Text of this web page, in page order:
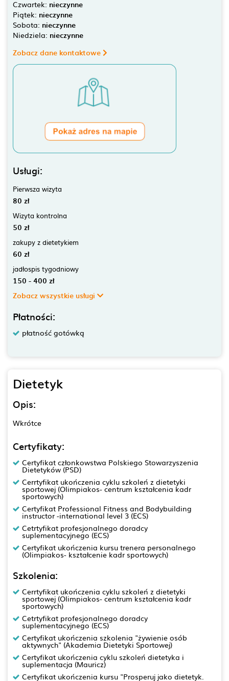
Czwartek: nieczynne
Piątek: nieczynne
Sobota: nieczynne
Niedziela: nieczynne
Zobacz dane kontaktowe
Usługi:
Pierwsza wizyta
80 zł
Wizyta kontrolna
50 zł
zakupy z dietetykiem
60 zł
jadłospis tygodniowy
150 - 400 zł
Zobacz wszystkie usługi
Płatności:
płatność gotówką
Dietetyk
Opis:
Wkrótce
Certyfikaty:
Certyfikat członkowstwa Polskiego Stowarzyszenia
Dietetyków (PSD)
Cerrtyfikat ukończenia cyklu szkoleń z dietetyki
sportowej (Olimpiakos- centrum kształcenia kadr
sportowych)
Certyfikat Professional Fitness and Bodybuilding
instructor -international level 3 (ECS)
Cetrtyfikat profesjonalnego doradcy
suplementacyjnego (ECS)
Certyfikat ukończenia kursu trenera personalnego
(Olimpiakos- kształcenie kadr sportowych)
Szkolenia:
Cerrtyfikat ukończenia cyklu szkoleń z dietetyki
sportowej (Olimpiakos- centrum kształcenia kadr
sportowych)
Cetrtyfikat profesjonalnego doradcy
suplementacyjnego (ECS)
Certyfikat ukończenia szkolenia "żywienie osób
aktywnych" (Akademia Dietetyki Sportowej)
Certyfikat ukończenia cyklu szkoleń dietetyka i
suplementacja (Mauricz)
Certyfikat ukończenia kursu "Prosperuj jako dietetyk.